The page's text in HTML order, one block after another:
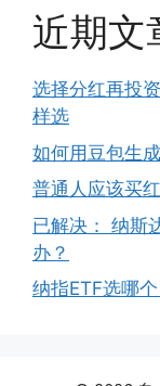
近期文
选择分红再投
样选
如何用豆包生
普通人应该买
已解决： 纳斯
办？
纳指ETF选哪